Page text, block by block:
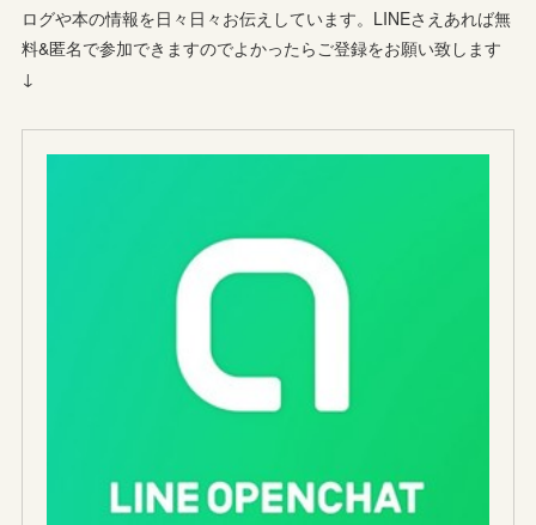
ログや本の情報を日々日々お伝えしています。LINEさえあれば無
料&匿名で参加できますのでよかったらご登録をお願い致します
↓